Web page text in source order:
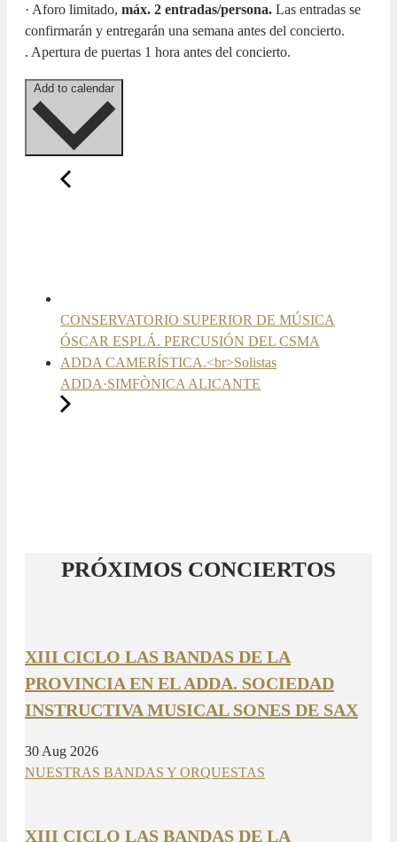
· Aforo limitado, máx. 2 entradas/persona. Las entradas se
confirmarán y entregarán una semana antes del concierto.
. Apertura de puertas 1 hora antes del concierto.
CONSERVATORIO SUPERIOR DE MÚSICA
ÓSCAR ESPLÁ. PERCUSIÓN DEL CSMA
ADDA CAMERÍSTICA.<br>Solistas
ADDA·SIMFÒNICA ALICANTE
PRÓXIMOS CONCIERTOS
XIII CICLO LAS BANDAS DE LA
PROVINCIA EN EL ADDA. SOCIEDAD
INSTRUCTIVA MUSICAL SONES DE SAX
30 Aug 2026
NUESTRAS BANDAS Y ORQUESTAS
XIII CICLO LAS BANDAS DE LA